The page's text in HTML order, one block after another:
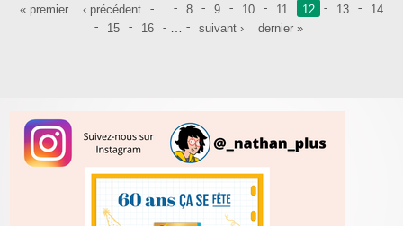
Pages
« premier ‹ précédent 8 9 10 11 12 13
14
15
16 suivant › dernier »